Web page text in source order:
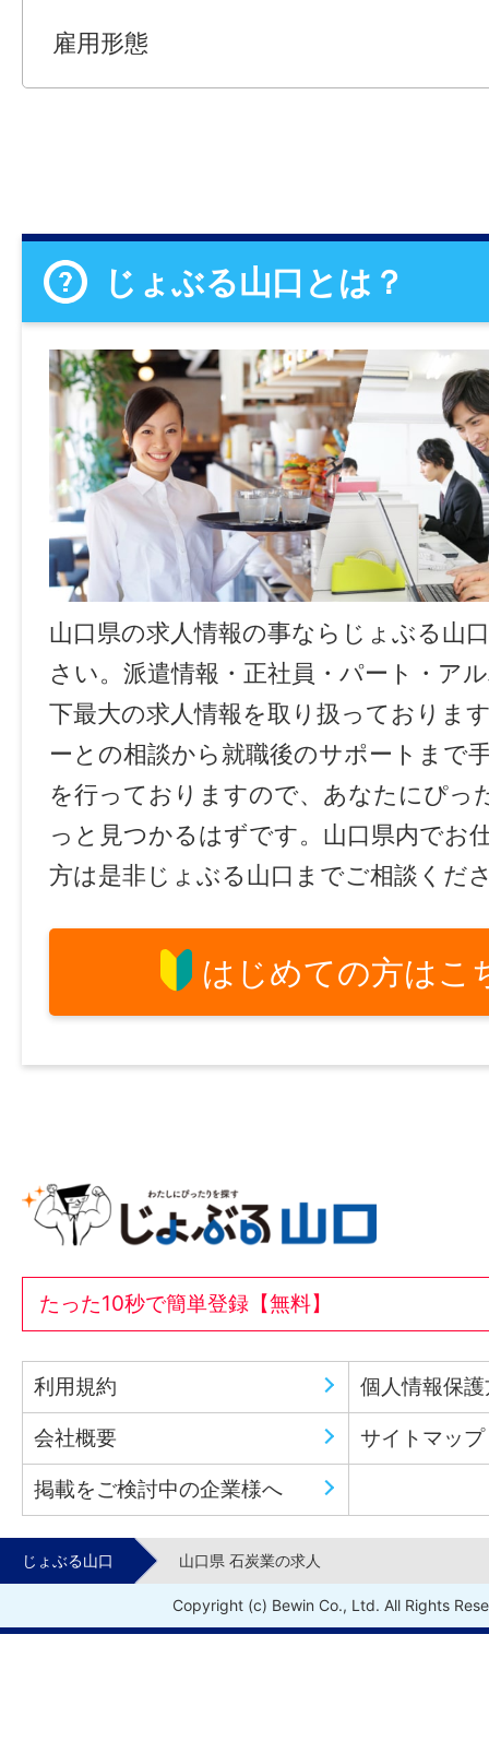
雇用形態
じょぶる山口とは？
山口県の求人情報の事ならじょぶる山
さい。派遣情報・正社員・パート・ア
下最大の求人情報を取り扱っておりま
ーとの相談から就職後のサポートまで
を行っておりますので、あなたにぴっ
っと見つかるはずです。山口県内でお
方は是非じょぶる山口までご相談くだ
はじめての方はこ
たった10秒で簡単登録【無料】
利用規約 個人情報保
会社概要 サイトマップ
掲載をご検討中の企業様へ
じょぶる山口 山口県 石炭業の求人
Copyright (c) Bewin Co., Ltd. All Rights